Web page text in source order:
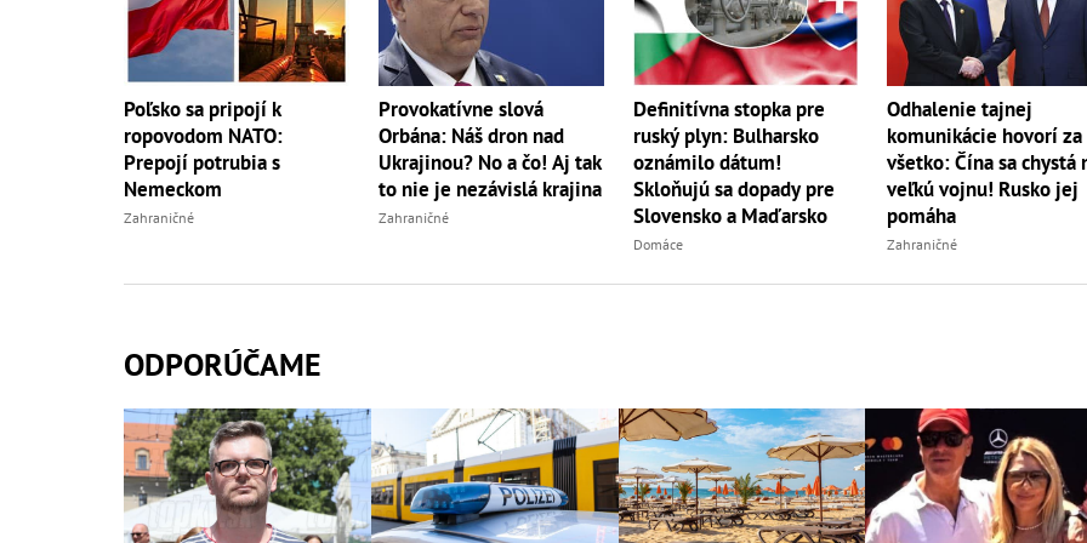
Poľsko sa pripojí k
ropovodom NATO:
Prepojí potrubia s
Nemeckom
Zahraničné
Provokatívne slová
Orbána: Náš dron nad
Ukrajinou? No a čo! Aj tak
to nie je nezávislá krajina
Zahraničné
Definitívna stopka pre
ruský plyn: Bulharsko
oznámilo dátum!
Skloňujú sa dopady pre
Slovensko a Maďarsko
Domáce
Odhalenie tajnej
komunikácie hovorí za
všetko: Čína sa chystá
veľkú vojnu! Rusko jej
pomáha
Zahraničné
ODPORÚČAME